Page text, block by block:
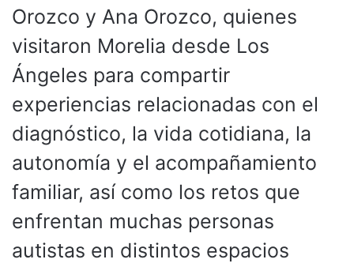
Orozco y Ana Orozco, quienes
visitaron Morelia desde Los
Ángeles para compartir
experiencias relacionadas con el
diagnóstico, la vida cotidiana, la
autonomía y el acompañamiento
familiar, así como los retos que
enfrentan muchas personas
autistas en distintos espacios